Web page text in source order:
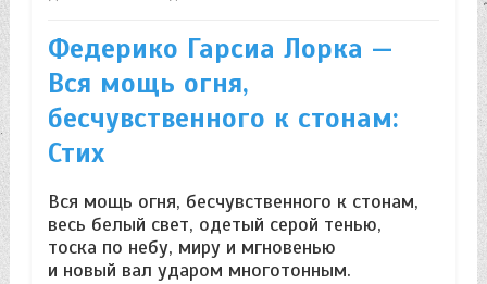
Федерико Гарсиа Лорка —
Вся мощь огня,
бесчувственного к стонам:
Стих
Вся мощь огня, бесчувственного к стонам,
весь белый свет, одетый серой тенью,
тоска по небу, миру и мгновенью
и новый вал ударом многотонным.